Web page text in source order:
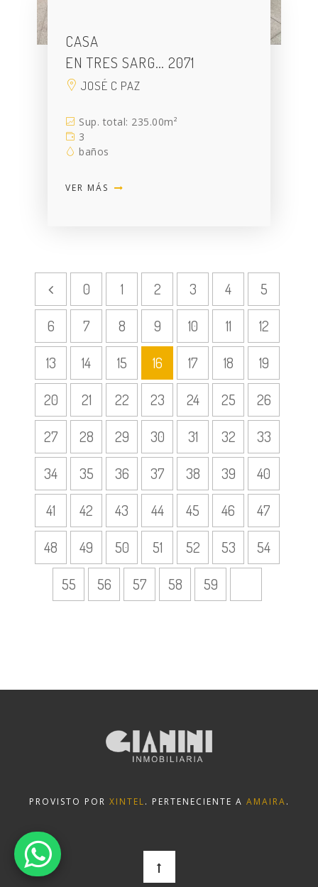
CASA
EN TRES SARG… 2071
JOSÉ C PAZ
Sup. total: 235.00m²
3
baños
VER MÁS
0 1 2 3 4
5
6
7 8 9 10 11
12
13
14 15 16 17 18
19
20
21 22 23 24 25
26
27
28 29 30 31 32
33
34
35 36 37 38 39
40
41
42 43 44 45 46
47
48
49 50 51 52 53
54
55
56 57 58 59
PROVISTO POR XINTEL. PERTENECIENTE A AMAIRA.